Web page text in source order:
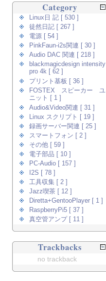
Category
Linux日 記 [ 530 ]
徒然日記 [ 267 ]
電源 [ 54 ]
PinkFaun-i2s関連 [ 30 ]
Audio DAC 関連 [ 218 ]
blackmagicdesign intensity
pro 4k [ 62 ]
プリント基板 [ 36 ]
FOSTEX スピーカー ユ
ニット [ 1 ]
Audio&Video関連 [ 31 ]
Linux スクリプト [ 19 ]
録画サーバー関連 [ 25 ]
スマートフォン [ 2 ]
その他 [ 59 ]
電子部品 [ 10 ]
PC-Audio [ 157 ]
I2S [ 78 ]
工具収集 [ 2 ]
Jazz喫茶 [ 12 ]
Diretta+GentooPlayer [ 1 ]
RaspberryPi5 [ 37 ]
真空管アンプ [ 11 ]
Trackbacks
no trackback